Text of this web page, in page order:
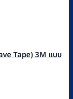
Tape) 3M แบบ